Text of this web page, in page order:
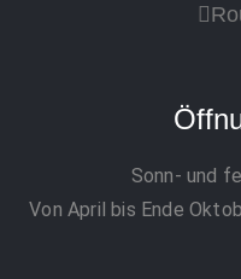
Sonn- und
Von April bis Ende